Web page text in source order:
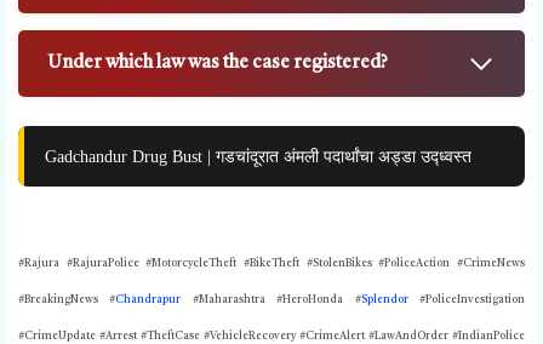
Under which law was the case registered?
Gadchandur Drug Bust | गडचांदूरात अंमली पदार्थांचा अड्डा उद्ध्वस्त
#Rajura #RajuraPolice #MotorcycleTheft #BikeTheft #StolenBikes #PoliceAction #CrimeNews
#BreakingNews #Chandrapur #Maharashtra #HeroHonda #Splendor#PoliceInvestigation
#CrimeUpdate #Arrest #TheftCase #VehicleRecovery #CrimeAlert #LawAndOrder #IndianPolice